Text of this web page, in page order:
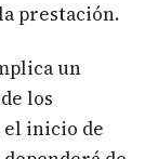
prestación.
un
los
el inicio de